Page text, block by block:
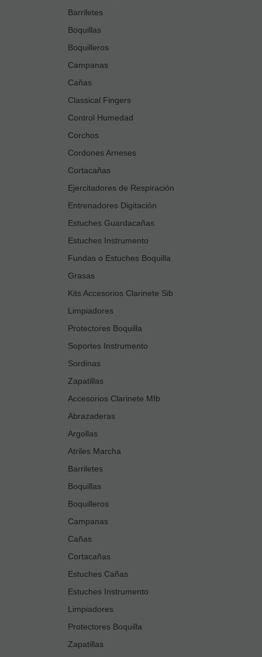
Barriletes
Boquillas
Boquilleros
Campanas
Cañas
Classical Fingers
Control Humedad
Corchos
Cordones Arneses
Cortacañas
Ejercitadores de Respiración
Entrenadores Digitación
Estuches Guardacañas
Estuches Instrumento
Fundas o Estuches Boquilla
Grasas
Kits Accesorios Clarinete Sib
Limpiadores
Protectores Boquilla
Soportes Instrumento
Sordinas
Zapatillas
Accesorios Clarinete MIb
Abrazaderas
Argollas
Atriles Marcha
Barriletes
Boquillas
Boquilleros
Campanas
Cañas
Cortacañas
Estuches Cañas
Estuches Instrumento
Limpiadores
Protectores Boquilla
Zapatillas